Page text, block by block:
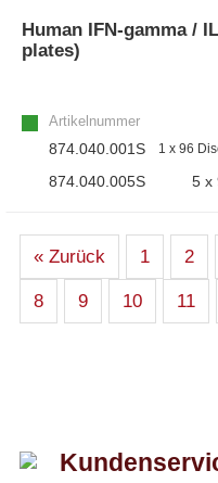
Human IFN-gamma /
plates)
Artikelnummer
874.040.001S 1 x 96
874.040.005S 5 x
« Zurück 1 2
8 9 10 11